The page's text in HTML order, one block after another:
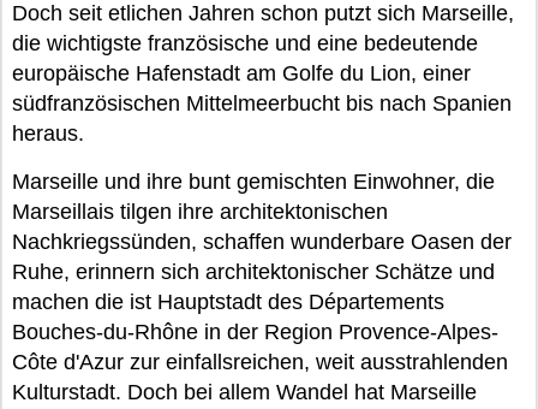
Doch seit etlichen Jahren schon putzt sich Marseille,
die wichtigste französische und eine bedeutende
europäische Hafenstadt am Golfe du Lion, einer
südfranzösischen Mittelmeerbucht bis nach Spanien
heraus.
Marseille und ihre bunt gemischten Einwohner, die
Marseillais tilgen ihre architektonischen
Nachkriegssünden, schaffen wunderbare Oasen der
Ruhe, erinnern sich architektonischer Schätze und
machen die ist Hauptstadt des Départements
Bouches-du-Rhône in der Region Provence-Alpes-
Côte d'Azur zur einfallsreichen, weit ausstrahlenden
Kulturstadt. Doch bei allem Wandel hat Marseille